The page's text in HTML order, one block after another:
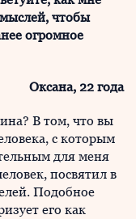
мыслей, чтобы
огромное
Оксана, 22 года
В том, что вы
с которым
для меня
посвятил в
Подобное
его как